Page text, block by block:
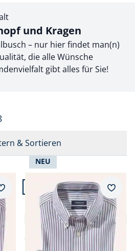
und Kragen
– nur hier findet man(n)
die alle Wünsche
gibt alles für Sie!
& Sortieren
Merkzettel
Artikel 2 von 18.
Passform Regular Fit.
NEU
Regular Fit
Premium Oxford-Hemd
4,2 (14)
ab € 59,99